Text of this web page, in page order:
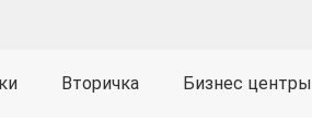
Вторичка Бизнес центры